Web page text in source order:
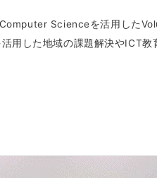
Scienceを活用した
用した地域の課題解決やICT教